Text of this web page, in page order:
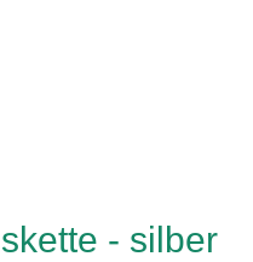
- silber